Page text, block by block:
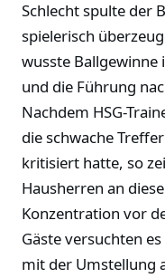
Schlecht spulte der
spielerisch
wusste Ballgewinne
und die Führung
Nachdem HSG-
die schwache
kritisiert hatte, so
Hausherren an
Konzentration vor
Gäste versuchten
mit der Umstellung